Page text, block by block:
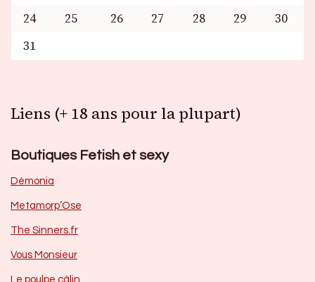
24
25 26 27 28 29
30
31
Liens (+ 18 ans pour la plupart)
Boutiques Fetish et sexy
Dèmonia
Metamorp’Ose
The Sinners.fr
Vous Monsieur
Le poulpe câlin